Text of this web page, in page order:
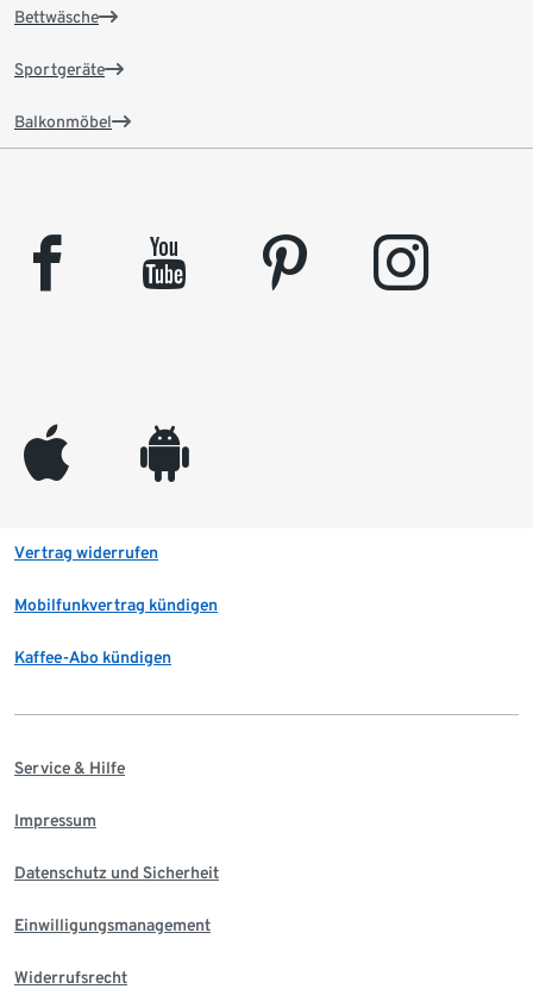
Bettwäsche
Sportgeräte
Balkonmöbel
facebook youtube pinterest instagram
appleinc android
Vertrag widerrufen
Mobilfunkvertrag kündigen
Kaffee-Abo kündigen
Service & Hilfe
Impressum
Datenschutz und Sicherheit
Einwilligungsmanagement
Widerrufsrecht